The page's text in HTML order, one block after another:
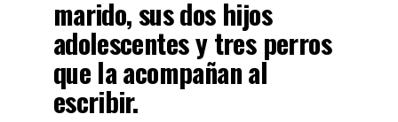
marido, sus dos hijos
adolescentes y tres perros
que la acompañan al
escribir.